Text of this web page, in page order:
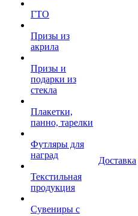
ГТО
Призы из
акрила
Призы и
подарки из
стекла
Плакетки,
панно, тарелки
Футляры для
наград
Текстильная
продукция
Сувениры с
Доставка